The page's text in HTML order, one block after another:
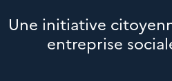
Une initiative
entreprise